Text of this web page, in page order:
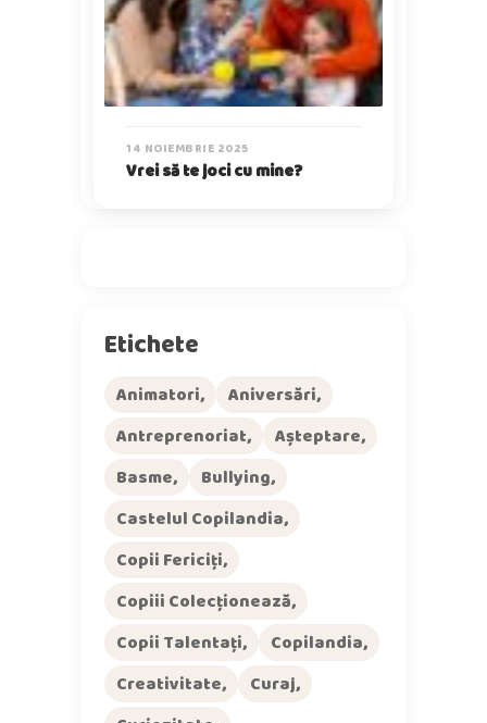
14 NOIEMBRIE 2025
Vrei să te joci cu mine?
Etichete
Animatori
Aniversări
Antreprenoriat
Așteptare
Basme
Bullying
Castelul Copilandia
Copii Fericiți
Copiii Colecționează
Copii Talentați
Copilandia
Creativitate
Curaj